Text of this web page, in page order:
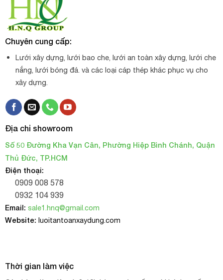
Chuyên cung cấp:
Lưới xây dựng, lưới bao che, lưới an toàn xây dựng, lưới che
nắng, lưới bóng đá. và các loại cáp thép khác phục vụ cho
xây dựng.
Địa chỉ showroom
Số 50 Đường Kha Vạn Cân, Phường Hiệp Bình Chánh, Quận
Thủ Đức, TP.HCM
Điện thoại:
0909 008 578
0932 104 939
Email: sale1.hnq@gmail.com
Website: luoitantoanxaydung.com
Thời gian làm việc